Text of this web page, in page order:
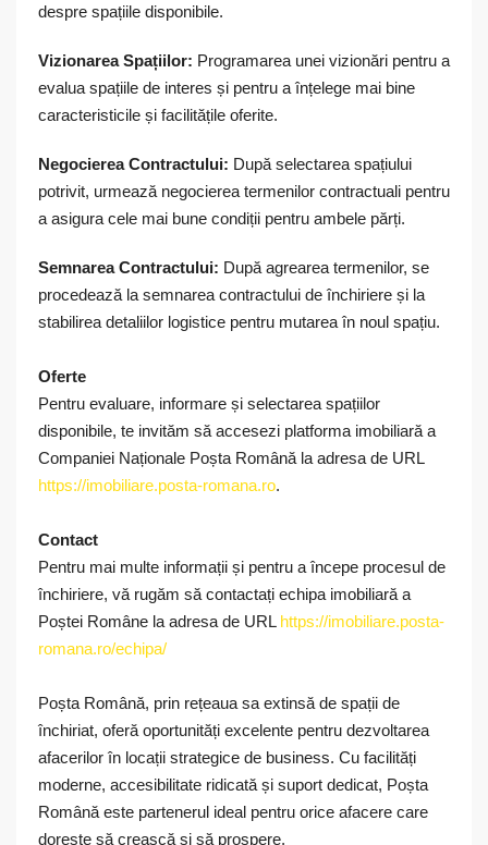
despre spațiile disponibile.
Vizionarea Spațiilor: Programarea unei vizionări pentru a
evalua spațiile de interes și pentru a înțelege mai bine
caracteristicile și facilitățile oferite.
Negocierea Contractului: După selectarea spațiului
potrivit, urmează negocierea termenilor contractuali pentru
a asigura cele mai bune condiții pentru ambele părți.
Semnarea Contractului: După agrearea termenilor, se
procedează la semnarea contractului de închiriere și la
stabilirea detaliilor logistice pentru mutarea în noul spațiu.
Oferte
Pentru evaluare, informare și selectarea spațiilor
disponibile, te invităm să accesezi platforma imobiliară a
Companiei Naționale Poșta Română la adresa de URL
https://imobiliare.posta-romana.ro.
Contact
Pentru mai multe informații și pentru a începe procesul de
închiriere, vă rugăm să contactați echipa imobiliară a
Poștei Române la adresa de URL https://imobiliare.posta-
romana.ro/echipa/
Poșta Română, prin rețeaua sa extinsă de spații de
închiriat, oferă oportunități excelente pentru dezvoltarea
afacerilor în locații strategice de business. Cu facilități
moderne, accesibilitate ridicată și suport dedicat, Poșta
Română este partenerul ideal pentru orice afacere care
dorește să crească și să prospere.